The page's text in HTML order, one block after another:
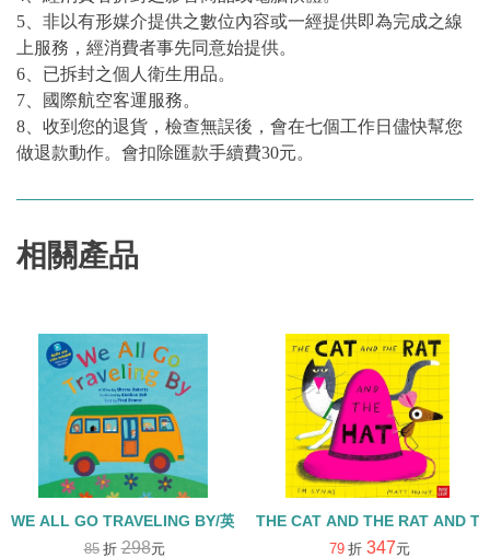
5、非以有形媒介提供之數位內容或一經提供即為完成之線
上服務，經消費者事先同意始提供。
6、已拆封之個人衛生用品。
7、國際航空客運服務。
8、收到您的退貨，檢查無誤後，會在七個工作日儘快幫您
做退款動作。會扣除匯款手續費30元。
相關產品
WE ALL GO TRAVELING BY/英文繪本附QR CODE
85 折298元
THE CAT AND THE RAT AND
79 折 347元